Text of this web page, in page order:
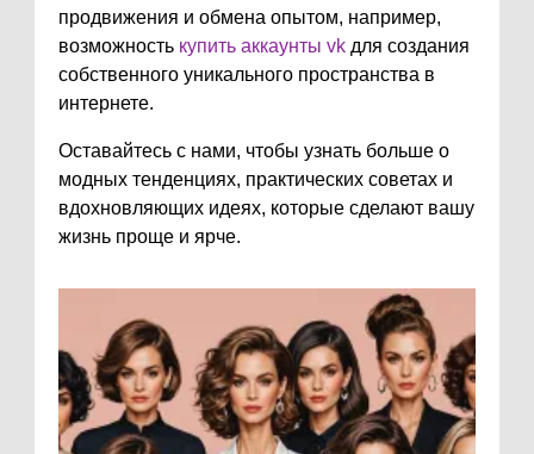
продвижения и обмена опытом, например,
возможность купить аккаунты vk для создания
собственного уникального пространства в
интернете.
Оставайтесь с нами, чтобы узнать больше о
модных тенденциях, практических советах и
вдохновляющих идеях, которые сделают вашу
жизнь проще и ярче.